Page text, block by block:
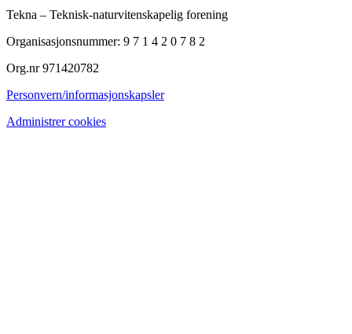
Tekna – Teknisk-naturvitenskapelig forening
Organisasjonsnummer: 9 7 1 4 2 0 7 8 2
Org.nr 971420782
Personvern/informasjonskapsler
Administrer cookies